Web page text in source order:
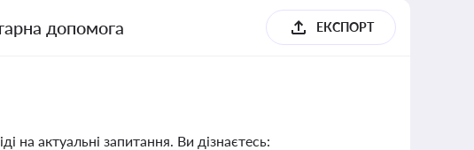
допомога ЕКСПОРТ
на актуальні запитання. Ви дізнаєтесь: